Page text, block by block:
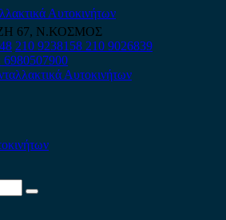
67, Ν.ΚΟΣΜΟΣ
210 9238158 210 9026839
6980507900